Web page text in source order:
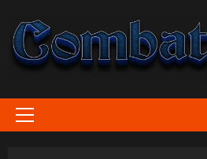
content
Primary